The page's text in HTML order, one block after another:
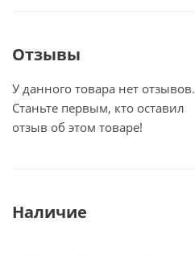
Отзывы
У данного товара нет отзывов.
Станьте первым, кто оставил
отзыв об этом товаре!
Наличие